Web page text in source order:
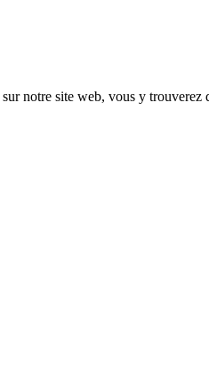
sur notre site web, vous y trouverez